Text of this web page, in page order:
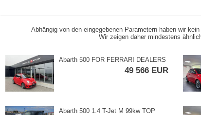
Abhängig von den eingegebenen Parametern haben wir
Wir zeigen daher mindestens
Abarth 500 FOR FERRARI DEALERS
49 566 EUR
Abarth 500 1.4 T​-Jet M 99kw TOP